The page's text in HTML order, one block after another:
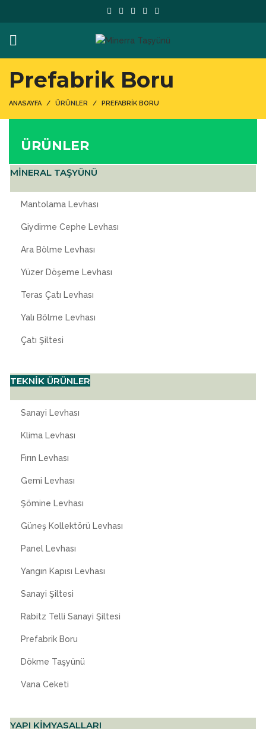
Prefabrik Boru
ANASAYFA ÜRÜNLER PREFABRIK BORU
ÜRÜNLER
MİNERAL TAŞYÜNÜ
Mantolama Levhası
Giydirme Cephe Levhası
Ara Bölme Levhası
Yüzer Döşeme Levhası
Teras Çatı Levhası
Yalı Bölme Levhası
Çatı Şiltesi
TEKNİK ÜRÜNLER
Sanayi Levhası
Klima Levhası
Fırın Levhası
Gemi Levhası
Şömine Levhası
Güneş Kollektörü Levhası
Panel Levhası
Yangın Kapısı Levhası
Sanayi Şiltesi
Rabitz Telli Sanayi Şiltesi
Prefabrik Boru
Dökme Taşyünü
Vana Ceketi
YAPI KİMYASALLARI